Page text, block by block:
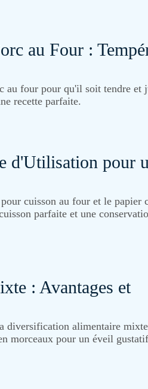
au Four :
au four pour qu'il soit tendre et
recette parfaite.
d'Utilisation pour
cuisson au four et le papier
parfaite et une
: Avantages et
diversification alimentaire
morceaux pour un éveil